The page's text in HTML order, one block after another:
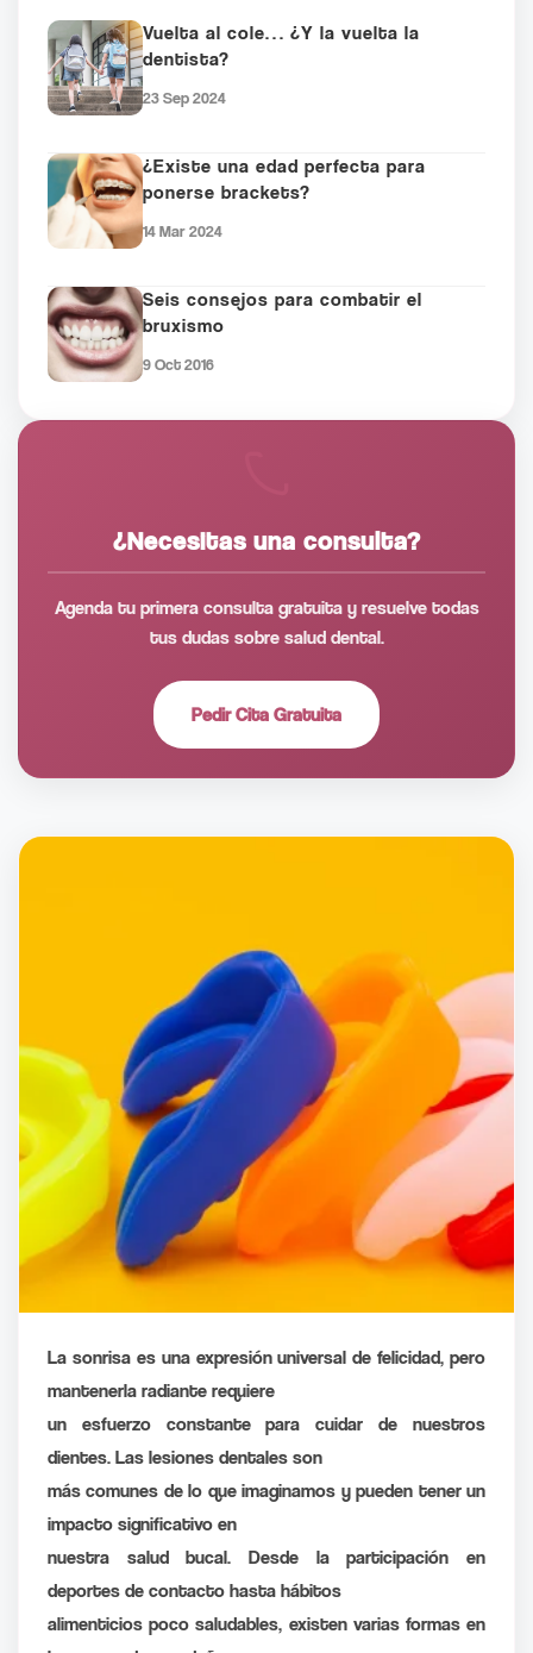
La sonrisa es una expresión universal de felicidad, pero
mantenerla radiante requiere
un esfuerzo constante para cuidar de nuestros
dientes. Las lesiones dentales son
más comunes de lo que imaginamos y pueden tener un
impacto significativo en
nuestra salud bucal. Desde la participación en
deportes de contacto hasta hábitos
alimenticios poco saludables, existen varias formas en
Vuelta al cole… ¿Y la vuelta la
dentista?
23 Sep 2024
¿Existe una edad perfecta para
ponerse brackets?
14 Mar 2024
Seis consejos para combatir el
bruxismo
9 Oct 2016
¿Necesitas una consulta?
Agenda tu primera consulta gratuita y resuelve todas
tus dudas sobre salud dental.
Pedir Cita Gratuita